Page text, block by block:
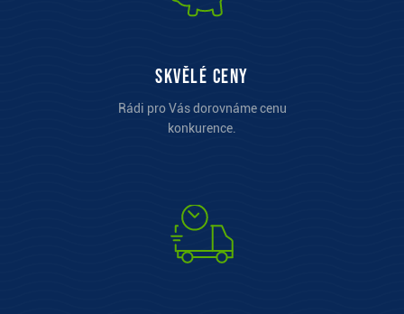
Skvělé ceny
Rádi pro Vás dorovnáme cenu
konkurence.